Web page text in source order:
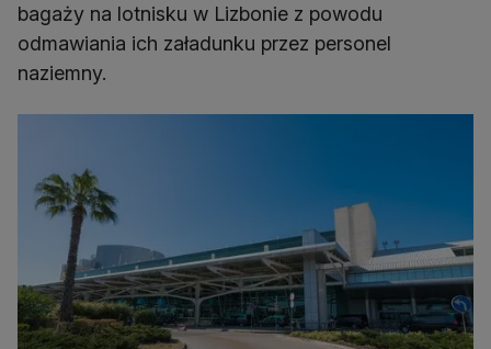
bagaży na lotnisku w Lizbonie z powodu
odmawiania ich załadunku przez personel
naziemny.